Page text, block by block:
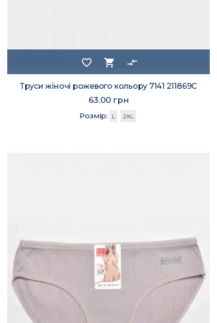
favorite_border shopping_cart compare_arrows
Труси жіночі рожевого кольору 7141 211869C
63.00 грн
Розмір: L 2XL